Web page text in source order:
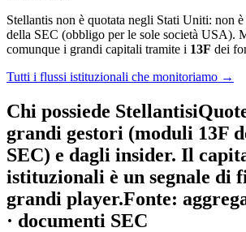
Stellantis non è quotata negli Stati Uniti: non è
della SEC (obbligo per le sole società USA).
comunque i grandi capitali tramite i 13F dei
Tutti i flussi istituzionali che monitoriamo →
Chi possiede Stellantisi
grandi gestori (moduli 13F
SEC) e dagli insider. Il
istituzionali è un segnale di
grandi player.Fonte:
· documenti SEC